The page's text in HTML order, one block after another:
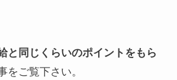
と同じくらいのポイントをもら
をご覧下さい。